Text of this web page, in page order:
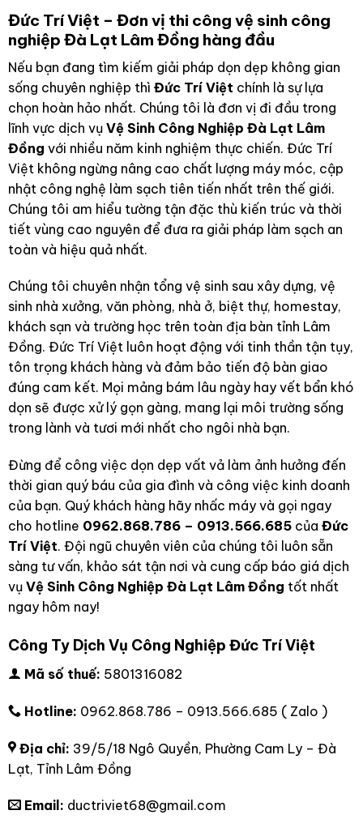
Đức Trí Việt – Đơn vị thi công vệ sinh công
nghiệp Đà Lạt Lâm Đồng hàng đầu
Nếu bạn đang tìm kiếm giải pháp dọn dẹp không gian
sống chuyên nghiệp thì Đức Trí Việt chính là sự lựa
chọn hoàn hảo nhất. Chúng tôi là đơn vị đi đầu trong
lĩnh vực dịch vụ Vệ Sinh Công Nghiệp Đà Lạt Lâm
Đồng với nhiều năm kinh nghiệm thực chiến. Đức Trí
Việt không ngừng nâng cao chất lượng máy móc, cập
nhật công nghệ làm sạch tiên tiến nhất trên thế giới.
Chúng tôi am hiểu tường tận đặc thù kiến trúc và thời
tiết vùng cao nguyên để đưa ra giải pháp làm sạch an
toàn và hiệu quả nhất.
Chúng tôi chuyên nhận tổng vệ sinh sau xây dựng, vệ
sinh nhà xưởng, văn phòng, nhà ở, biệt thự, homestay,
khách sạn và trường học trên toàn địa bàn tỉnh Lâm
Đồng. Đức Trí Việt luôn hoạt động với tinh thần tận tụy,
tôn trọng khách hàng và đảm bảo tiến độ bàn giao
đúng cam kết. Mọi mảng bám lâu ngày hay vết bẩn khó
dọn sẽ được xử lý gọn gàng, mang lại môi trường sống
trong lành và tươi mới nhất cho ngôi nhà bạn.
Đừng để công việc dọn dẹp vất vả làm ảnh hưởng đến
thời gian quý báu của gia đình và công việc kinh doanh
của bạn. Quý khách hàng hãy nhấc máy và gọi ngay
cho hotline 0962.868.786 – 0913.566.685của Đức
Trí Việt. Đội ngũ chuyên viên của chúng tôi luôn sẵn
sàng tư vấn, khảo sát tận nơi và cung cấp báo giá dịch
vụ Vệ Sinh Công Nghiệp Đà Lạt Lâm Đồng tốt nhất
ngay hôm nay!
Công Ty Dịch Vụ Công Nghiệp Đức Trí Việt
Mã số thuế: 5801316082
Hotline: 0962.868.786 – 0913.566.685 ( Zalo )
Địa chỉ: 39/5/18 Ngô Quyền, Phường Cam Ly – Đà
Lạt, Tỉnh Lâm Đồng
Email: ductriviet68@gmail.com